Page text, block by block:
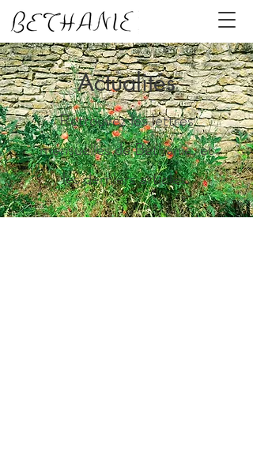
Actualités
Retrouvez les lettres
mensuelles de Béthanie, et
les derniers articles.